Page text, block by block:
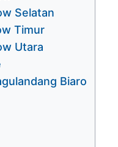
Selatan
Timur
Utara
Biaro